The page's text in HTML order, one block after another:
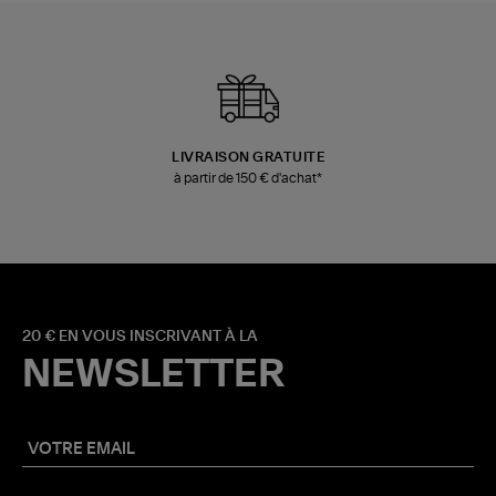
LIVRAISON GRATUITE
à partir de 150 € d'achat*
20 € EN VOUS INSCRIVANT À LA
NEWSLETTER